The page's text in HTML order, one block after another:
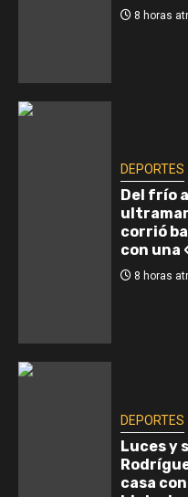
8 horas
DEPORTES
Del frío
corrió
con una
8 horas
DEPORTES
Luces y
casa